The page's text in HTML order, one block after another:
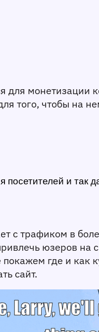
для
того, чтобы на
посетителей и так
с трафиком в
юзеров
покажем где и
сайт.